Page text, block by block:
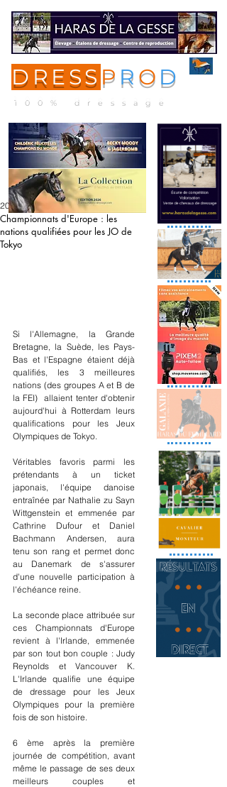
DRESS P R O D
100% dressage
Championnats d'Europe : les
nations qualifiées pour les JO de
Tokyo
20 août 2019
Si l'Allemagne, la Grande
Bretagne, la Suède, les Pays-
Bas et l'Espagne étaient déjà
qualifiés, les 3 meilleures
nations (des groupes A et B de
la FEI)  allaient tenter d'obtenir
aujourd'hui à Rotterdam leurs
qualifications pour les Jeux
Olympiques de Tokyo.
Véritables favoris parmi les
prétendants à un ticket
japonais, l'équipe danoise
entraînée par Nathalie zu Sayn
Wittgenstein et emmenée par
Cathrine Dufour et Daniel
Bachmann Andersen, aura
tenu son rang et permet donc
au Danemark de s'assurer
d'une nouvelle participation à
l'échéance reine.
La seconde place attribuée sur
ces Championnats d'Europe
revient à l'Irlande, emmenée
par son tout bon couple : Judy
Reynolds et Vancouver K.
L'Irlande qualifie une équipe
de dressage pour les Jeux
Olympiques pour la première
fois de son histoire.
6 ème après la première
journée de compétition, avant
même le passage de ses deux
meilleurs couples et